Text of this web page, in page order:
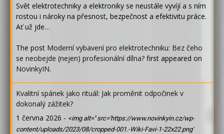
Svět elektrotechniky a elektroniky se neustále vyvíjí a s ním
rostou i nároky na přesnost, bezpečnost a efektivitu práce.
Ať už jde…
The post Moderní vybavení pro elektrotechniku: Bez čeho
se neobejde (nejen) profesionální dílna? first appeared on
NovinkyIN.
Kvalitní spánek jako rituál: Jak proměnit odpočinek v
dokonalý zážitek?
1 června 2026 - <img alt='' src='https://www.novinkyin.cz/wp-
content/uploads/2023/08/cropped-001.-Wiki-Favi-1-22x22.png'